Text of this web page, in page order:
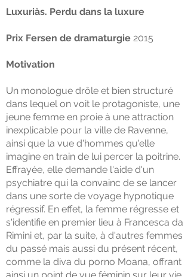
Luxuriàs. Perdu dans la luxure
Prix ​​Fersen de dramaturgie 2015
Motivation
Un monologue drôle et bien structuré
dans lequel on voit le protagoniste, une
jeune femme en proie à une attraction
inexplicable pour la ville de Ravenne,
ainsi que la vue d'hommes qu'elle
imagine en train de lui percer la poitrine.
Effrayée, elle demande l'aide d'un
psychiatre qui la convainc de se lancer
dans une sorte de voyage hypnotique
régressif. En effet, la femme régresse et
s'identifie en premier lieu à Francesca da
Rimini et, par la suite, à d'autres femmes
du passé mais aussi du présent récent,
comme la diva du porno Moana, offrant